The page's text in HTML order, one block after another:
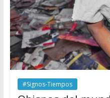
#Signos-Tiempos